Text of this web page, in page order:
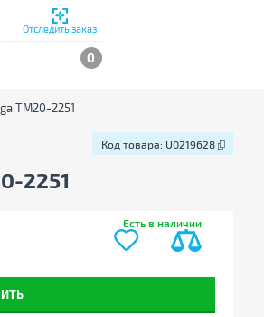
Отследить заказ
0
TM20-2251
Код товара: U0219628
Код товара: U0219628
2251
Есть в наличии